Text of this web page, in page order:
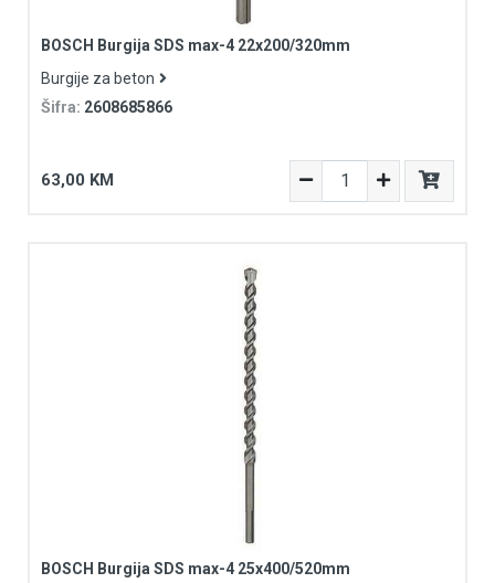
BOSCH Burgija SDS max-4 22x200/320mm
Burgije za beton
Šifra: 2608685866
63,00 KM
BOSCH Burgija SDS max-4 25x400/520mm